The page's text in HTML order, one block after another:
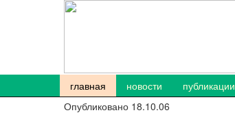
главная новости публикации
Опубликовано 18.10.06